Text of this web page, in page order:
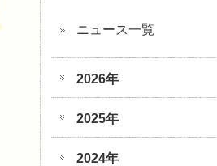
ニュース一覧
2026年
2025年
2024年